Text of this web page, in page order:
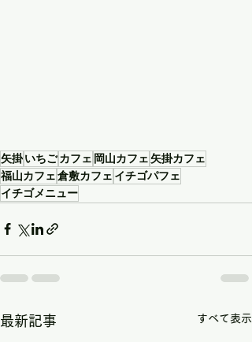
矢掛いちごカフェ 岡山カフェ矢掛カフェ
福山カフェ倉敷カフェ イチゴパフェ
イチゴメニュー
最新記事 すべて表示